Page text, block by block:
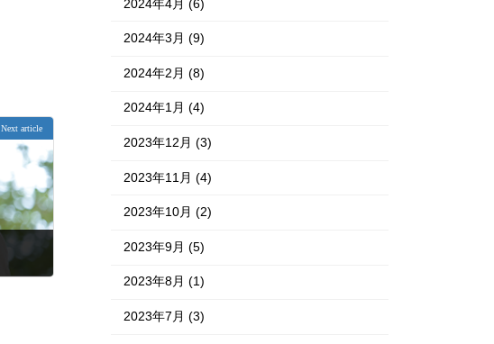
Next article
2024年4月 (6)
2024年3月 (9)
2024年2月 (8)
2024年1月 (4)
2023年12月 (3)
2023年11月 (4)
2023年10月 (2)
2023年9月 (5)
2023年8月 (1)
2023年7月 (3)